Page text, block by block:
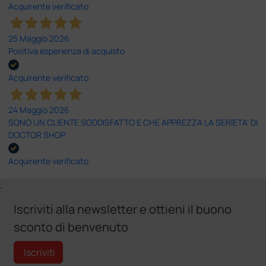
Acquirente verificato
25 Maggio 2026
Positiva esperienza di acquisto
Acquirente verificato
24 Maggio 2026
SONO UN CLIENTE SODDISFATTO E CHE APPREZZA LA SERIETA' DI
DOCTOR SHOP
Acquirente verificato
;
Iscriviti alla newsletter e ottieni il buono
sconto di benvenuto
Iscriviti